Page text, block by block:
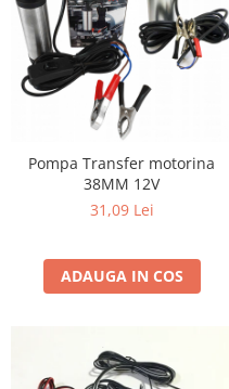
Pompa Transfer motorina
38MM 12V
31,09 Lei
ADAUGA IN COS